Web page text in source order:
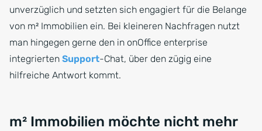
unverzüglich und setzten sich engagiert für die Belange
von m² Immobilien ein. Bei kleineren Nachfragen nutzt
man hingegen gerne den in onOffice enterprise
integrierten Support-Chat, über den zügig eine
hilfreiche Antwort kommt.
m² Immobilien möchte nicht mehr